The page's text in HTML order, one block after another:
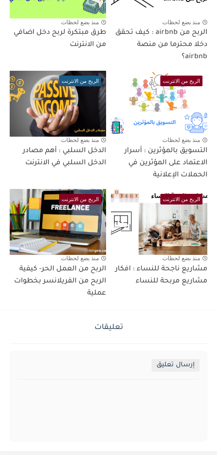
منذ بضع لحظات
الربح من airbnb : كيف تحقق
دخلا محترما من منصة
airbnb؟
منذ بضع لحظات
طرق مبتكرة لربح دخل اضافي
من الانترنت
الربح من الانترنت
منذ بضع لحظات
التسويق بالمؤثرين : أسرار
الاعتماد على المؤثرين في
الحملات الإعلانية
الربح من الانترنت
منذ بضع لحظات
الدخل السلبي : أهم مصادر
الدخل السلبي في الانترنت
الربح من الانترنت
منذ بضع لحظات
مشاريع ناجحة للنساء : افكار
مشاريع مربحة للنساء
الربح من الانترنت
منذ بضع لحظات
الربح من العمل الحر- كيفية
الربح من الفريلانسر بخطوات
عملية
تعليقات
إرسال تعليق